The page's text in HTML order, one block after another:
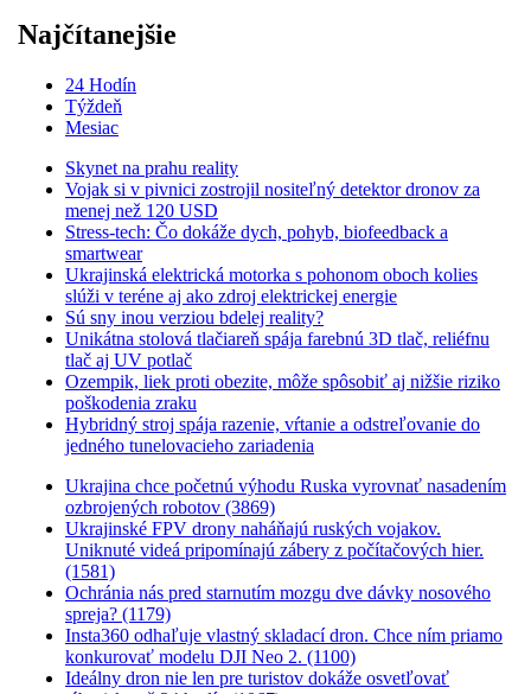
Najčítanejšie
24 Hodín
Týždeň
Mesiac
Skynet na prahu reality
Vojak si v pivnici zostrojil nositeľný detektor dronov za
menej než 120 USD
Stress-tech: Čo dokáže dych, pohyb, biofeedback a
smartwear
Ukrajinská elektrická motorka s pohonom oboch kolies
slúži v teréne aj ako zdroj elektrickej energie
Sú sny inou verziou bdelej reality?
Unikátna stolová tlačiareň spája farebnú 3D tlač, reliéfnu
tlač aj UV potlač
Ozempik, liek proti obezite, môže spôsobiť aj nižšie riziko
poškodenia zraku
Hybridný stroj spája razenie, vŕtanie a odstreľovanie do
jedného tunelovacieho zariadenia
Ukrajina chce početnú výhodu Ruska vyrovnať nasadením
ozbrojených robotov (3869)
Ukrajinské FPV drony naháňajú ruských vojakov.
Uniknuté videá pripomínajú zábery z počítačových hier.
(1581)
Ochránia nás pred starnutím mozgu dve dávky nosového
spreja? (1179)
Insta360 odhaľuje vlastný skladací dron. Chce ním priamo
konkurovať modelu DJI Neo 2. (1100)
Ideálny dron nie len pre turistov dokáže osvetľovať